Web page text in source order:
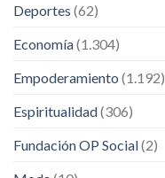
Deportes (62)
Economía(1.304)
Empoderamiento (1.192)
Espiritualidad(306)
Fundación OP Social(2)